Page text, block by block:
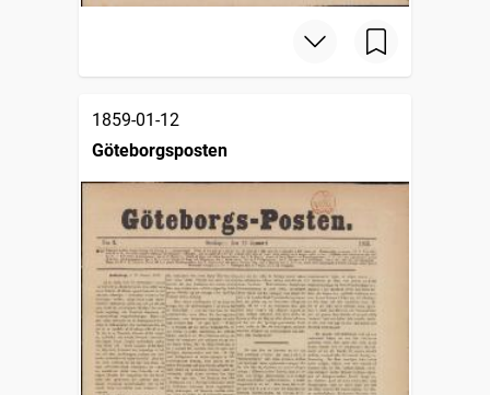
1859-01-12
Göteborgsposten